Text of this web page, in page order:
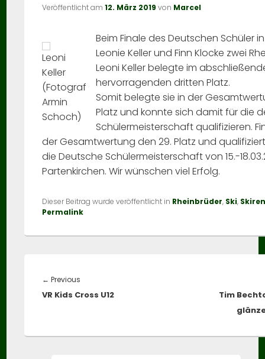
Veröffentlicht am12. März 2019 von Marcel
Leoni
Keller
(Fotograf
Armin
Schoch)
Beim Finale des Deutschen Schüler
Leonie Keller und Finn Klocke zwei
Leoni Keller belegte im
hervorragenden dritten Platz.
Somit belegte sie in der
Platz und konnte sich damit für die
Schülermeisterschaft qualifizieren.
der Gesamtwertung den 29. Platz und
die Deutsche Schülermeisterschaft von 15.-
Partenkirchen. Wir wünschen viel Erfolg.
Dieser Beitrag wurde veröffentlicht in Rheinbrüder, Ski,
Permalink
← Previous
post:
VR Kids Cross U12
Tim